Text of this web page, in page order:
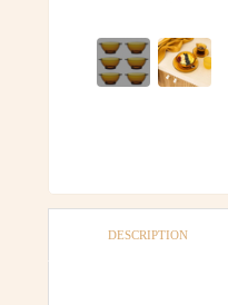
DESCRIPTION